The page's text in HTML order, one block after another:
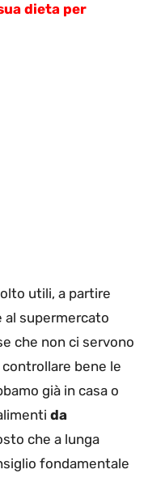
dieta per
utili, a partire
al supermercato
che non ci servono
bene le
già in casa o
da
che a lunga
fondamentale